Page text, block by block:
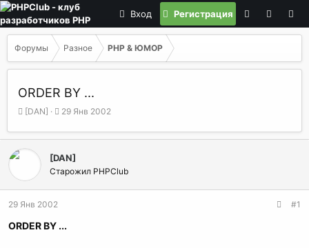
Вход Регистрация
Форумы Разное PHP & ЮМОР
ORDER BY ...
А
т
о
ы
[DAN]
Д
т
н
а
29 Янв 2002
[DAN]
Старожил PHPClub
29 Янв 2002 #1
ORDER BY ...